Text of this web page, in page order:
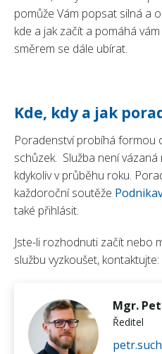
pomůže Vám popsat silná a
kde a jak začít a pomáhá
směrem se dále ubírat.
Kde, kdy a jak
Poradenství probíhá formou
schůzek. Služba není
kdykoliv v průběhu roku.
každoroční soutěže
také přihlásit.
Jste-li rozhodnuti začít nebo
službu vyzkoušet, kontaktujte:
Mgr.
Ředitel